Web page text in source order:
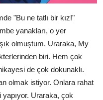
"Bu ne tatlı bir kız!"
yanakları, o yer
olmuştum. Uraraka, My
biri. Hem çok
de çok dokunaklı.
olmak istiyor. Onlara rahat
Uraraka, çok